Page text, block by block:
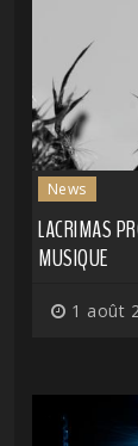
News
LACRIMAS
MUSIQUE
1 août